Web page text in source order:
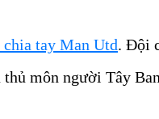
chia tay Man Utd. Đội
môn người Tây